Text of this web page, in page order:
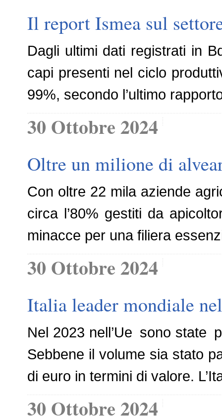
Il report Ismea sul
Dagli ultimi dati registrati in
capi presenti nel ciclo
99%, secondo l’ultimo
30 Ottobre 2024
Oltre un milione di
Con oltre 22 mila aziende
circa l’80% gestiti da
minacce per una filiera
30 Ottobre 2024
Italia leader mondiale
Nel 2023 nell’Ue sono state
Sebbene il volume sia stato
di euro in termini di valore.
30 Ottobre 2024